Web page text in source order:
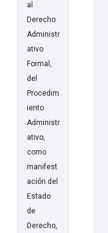
al
Derecho
Administr
ativo
Formal,
del
Procedim
iento
Administr
ativo,
como
manifest
ación del
Estado
de
Derecho,